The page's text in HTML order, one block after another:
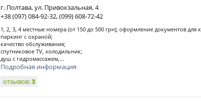
г. Полтава, ул. Привокзальная, 4
+38 (097) 084-92-32, (099) 608-72-42
1, 2, 3, 4 местные номера (от 150 до 500 грн); оформление документов для
паркинг с охраной;
качество обслуживания;
спутниковое TV, холодильник;
душ с гидромассажем,...
Подробная информация
отзывов:3